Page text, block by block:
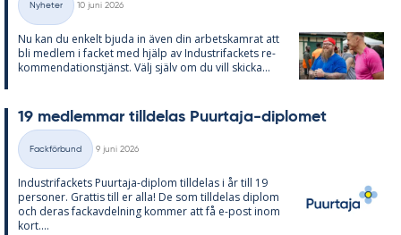
Kategorier
Nyheter
10 juni 2026
Nu kan du en­kelt bju­da in även din ar­bets­kam­rat att
bli med­lem i fac­ket med hjälp av In­du­stri­fac­kets re­
kom­men­da­tions­tjänst. Välj själv om du vill skic­ka...
19 med­lem­mar till­de­las Pu­ur­ta­ja-di­plo­met
Kategorier
Fackförbund
9 juni 2026
In­du­stri­fac­kets Pu­ur­ta­ja-diplom till­de­las i år till 19
per­so­ner. Grat­tis till er alla! De som till­de­las diplom
och de­ras fackav­del­ning kom­mer att få e-post inom
kort....